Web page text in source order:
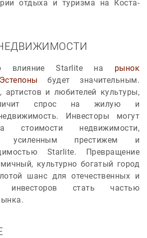
отдыха и туризма на Коста-
влияние Starlite на рынок
будет значительным.
артистов и любителей культуры,
спрос на жилую и
Инвесторы могут
стоимости недвижимости,
усиленным престижем и
Starlite. Превращение
культурно богатый город
шанс для отечественных и
инвесторов стать частью